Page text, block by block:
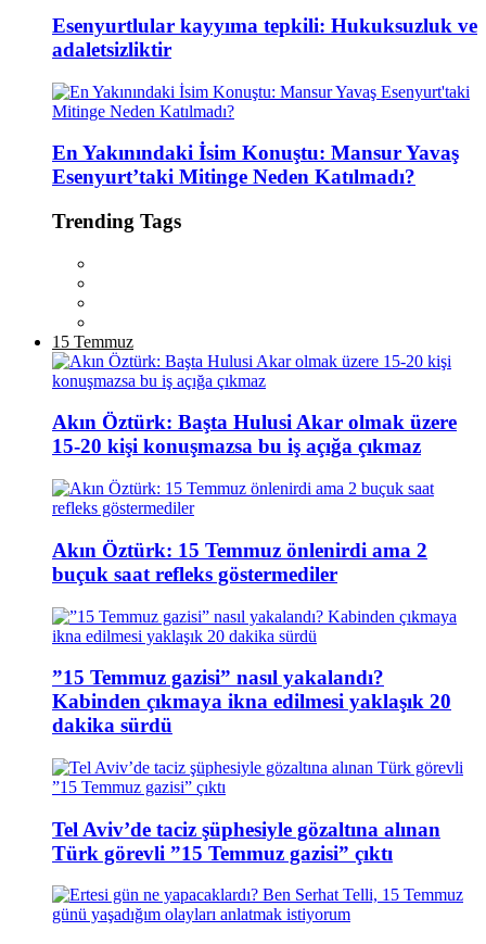
Esenyurtlular kayyıma tepkili: Hukuksuzluk ve
adaletsizliktir
En Yakınındaki İsim Konuştu: Mansur Yavaş
Esenyurt’taki Mitinge Neden Katılmadı?
Trending Tags
15 Temmuz
Akın Öztürk: Başta Hulusi Akar olmak üzere
15-20 kişi konuşmazsa bu iş açığa çıkmaz
Akın Öztürk: 15 Temmuz önlenirdi ama 2
buçuk saat refleks göstermediler
”15 Temmuz gazisi” nasıl yakalandı?
Kabinden çıkmaya ikna edilmesi yaklaşık 20
dakika sürdü
Tel Aviv’de taciz şüphesiyle gözaltına alınan
Türk görevli ”15 Temmuz gazisi” çıktı